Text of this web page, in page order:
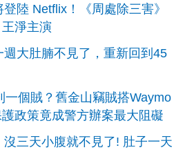
登陸 Netflix！《周處除三害》
淨主演
大肚腩不見了，重新回到45
一個賊？舊金山竊賊搭Waymo
政策竟成警方辦案最大阻礙
三天小腹就不見了! 肚子一天